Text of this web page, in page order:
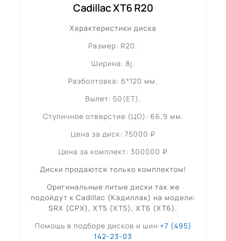
Cadillac XT6 R20
Характеристики диска
Размер: R20.
Ширина: 8j.
Разболтовка: 6*120 мм.
Вылет: 50(ET).
Ступичное отверстие (ЦО): 66,9 мм.
Цена за диск: 75000 ₽
Цена за комплект: 300000 ₽
Диски продаются только комплектом!
Оригинальные литые диски так же
подойдут к Cadillac (Кадиллак) на модели:
SRX (СРХ), XT5 (ХТ5), XT6 (ХТ6) .
Помощь в подборе дисков и шин +7 (495)
142-23-03